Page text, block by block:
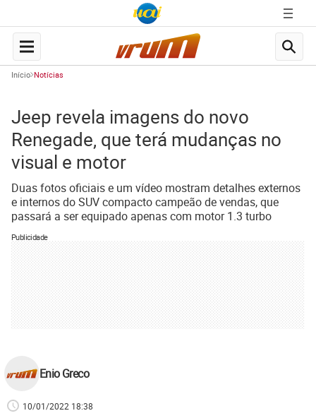
Início Notícias
Jeep revela imagens do novo
Renegade, que terá mudanças no
visual e motor
Duas fotos oficiais e um vídeo mostram detalhes externos
e internos do SUV compacto campeão de vendas, que
passará a ser equipado apenas com motor 1.3 turbo
Publicidade
Enio Greco
10/01/2022 18:38